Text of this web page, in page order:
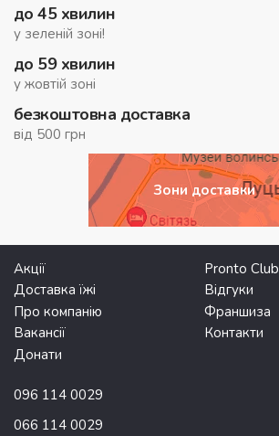
до 45 хвилин
у зеленій зоні!
до 59 хвилин
у жовтій зоні
безкоштовна доставка
від 500 грн
Зони доставки
Акції
Pronto Club
Доставка їжі
Відгуки
Про компанію
Франшиза
Вакансії
Контакти
Донати
096 114 0029
066 114 0029